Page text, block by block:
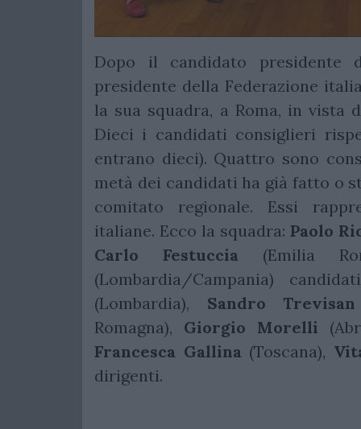
Dopo il candidato presidente
presidente della Federazione
la sua squadra, a Roma, in vista
Dieci i candidati consiglieri
entrano dieci). Quattro sono
metà dei candidati ha già fatto o
comitato regionale. Essi
italiane. Ecco la squadra: Paolo
Carlo Festuccia (Emilia
(Lombardia/Campania)
(Lombardia), Sandro Trevisan
Romagna), Giorgio Morelli
Francesca Gallina(Toscana),
dirigenti.